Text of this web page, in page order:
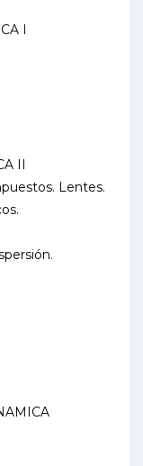
I
II
Lentes.